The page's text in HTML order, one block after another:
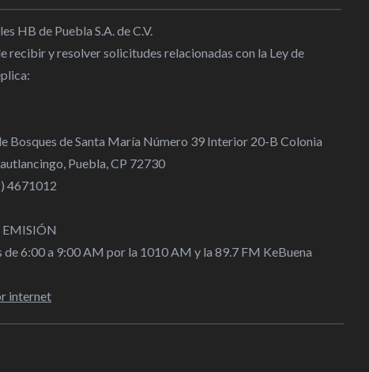
HB de Puebla S.A. de C.V.
recibir y resolver solicitudes relacionadas con la Ley de
Bosques de Santa María Número 39 Interior 20-B Colonia
Puebla, CP 72730
4671012
EMISIÓN
de 6:00 a 9:00 AM por la 1010 AM y la 89.7 FM KeBuena
internet